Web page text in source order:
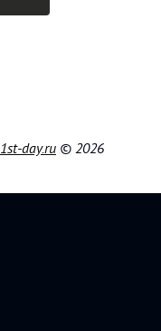
1st-day.ru © 2026